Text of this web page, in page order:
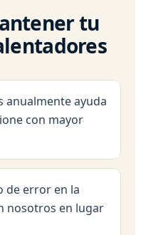
tu
anualmente ayuda
con mayor
de error en la
nosotros en lugar